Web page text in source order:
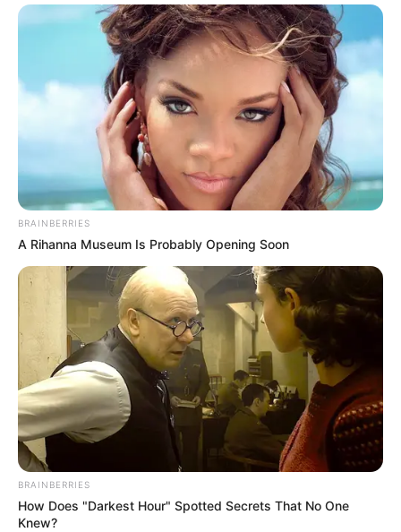
Fiscalía acusa a exalcalde
de Quibdó por presuntas
irregularidades en
contrato de aseo por
$1.568 millones
FISCAL
¿Frenazo a la lucha contra
las bandas? Denuncian el
clave en Medellín
JUDICIALIZACIÓN
Los detalles revelados por
la Fiscalía sobre la
desaparición de Andrés
Camilo Peláez Yepes
CONDUCTORES BORRACHOS
Wilfreth Aguilera bebió
BRAINBERRIES
A Rihanna Museum Is Probably Opening Soon
BRAINBERRIES
How Does "Darkest Hour" Spotted Secrets That No One
Knew?